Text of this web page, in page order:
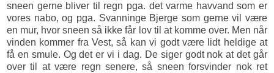
sneen gerne bliver til regn pga. det varme havvand som er
vores nabo, og pga. Svanninge Bjerge som gerne vil være
en mur, hvor sneen så ikke får lov til at komme over. Men når
vinden kommer fra Vest, så kan vi godt være lidt heldige at
få en smule. Og det er vi i dag. De siger godt nok at det går
over til at være regn senere, så sneen forsvinder nok ret